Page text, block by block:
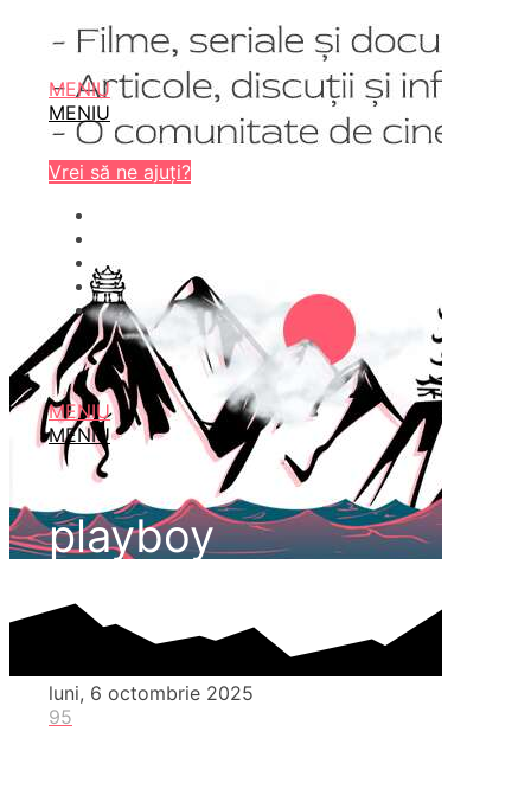
MENIU
MENIU
Vrei să ne ajuți?
MENIU
MENIU
playboy
luni, 6 octombrie 2025
95